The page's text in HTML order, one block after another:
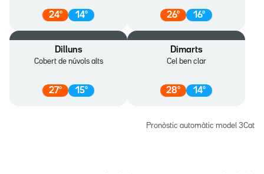
24º 14º 26º 16º
Dilluns
Cobert de núvols alts
27º 15º
Dimarts
Cel ben clar
28º 14º
Pronòstic automàtic model 3Cat